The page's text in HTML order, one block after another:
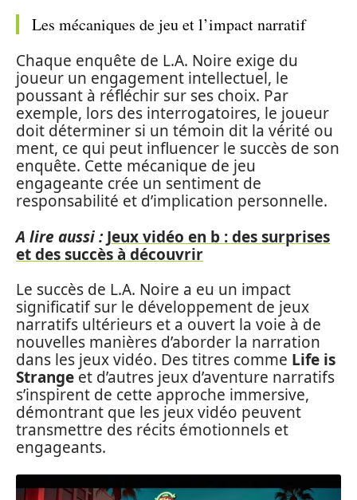
Les mécaniques de jeu et l’impact narratif
Chaque enquête de L.A. Noire exige du
joueur un engagement intellectuel, le
poussant à réfléchir sur ses choix. Par
exemple, lors des interrogatoires, le joueur
doit déterminer si un témoin dit la vérité ou
ment, ce qui peut influencer le succès de son
enquête. Cette mécanique de jeu
engageante crée un sentiment de
responsabilité et d’implication personnelle.
A lire aussi : Jeux vidéo en b : des surprises
et des succès à découvrir
Le succès de L.A. Noire a eu un impact
significatif sur le développement de jeux
narratifs ultérieurs et a ouvert la voie à de
nouvelles manières d’aborder la narration
dans les jeux vidéo. Des titres comme Life is
Strange et d’autres jeux d’aventure narratifs
s’inspirent de cette approche immersive,
démontrant que les jeux vidéo peuvent
transmettre des récits émotionnels et
engageants.